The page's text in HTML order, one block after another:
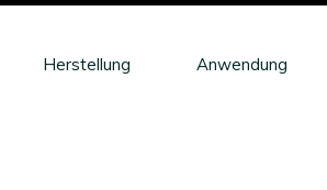
Herstellung Anwendung